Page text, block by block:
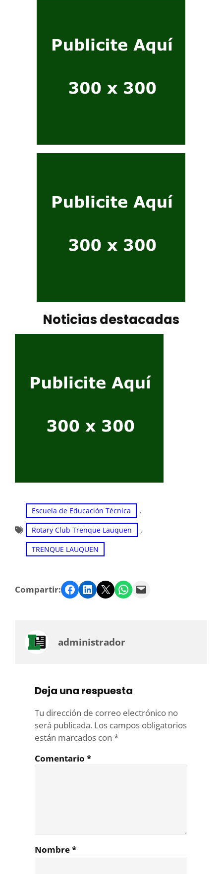
Noticias destacadas
Escuela de Educación Técnica ,
Rotary Club Trenque Lauquen ,
TRENQUE LAUQUEN
Compartir: Facebook LinkedIn Twitter WhatsApp Email
administrador
Deja una respuesta
Tu dirección de correo electrónico no
será publicada. Los campos obligatorios
están marcados con *
Comentario *
Nombre*